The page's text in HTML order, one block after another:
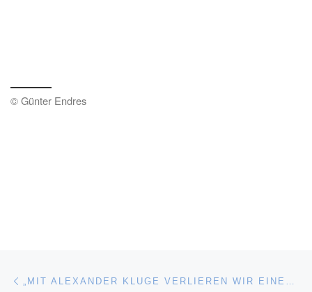
© Günter Endres
Beitragsnavigation